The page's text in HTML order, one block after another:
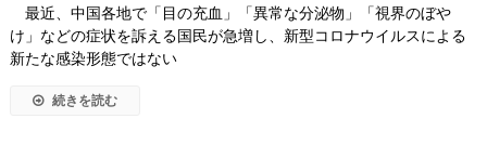
最近、中国各地で「目の充血」「異常な分泌物」「視界のぼや
け」などの症状を訴える国民が急増し、新型コロナウイルスによる
新たな感染形態ではない
続きを読む